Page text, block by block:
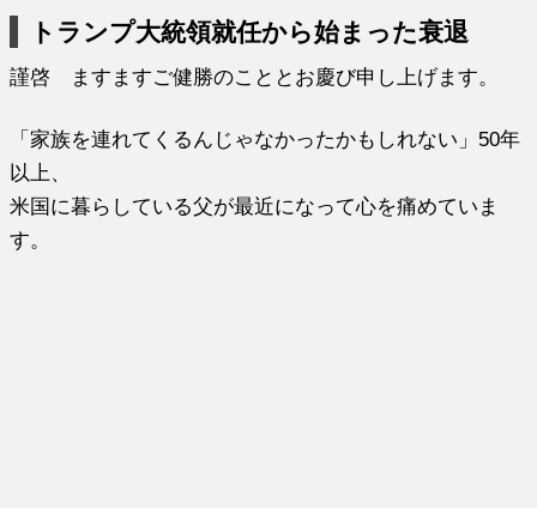
トランプ大統領就任から始まった衰退
謹啓 ますますご健勝のこととお慶び申し上げます。
「家族を連れてくるんじゃなかったかもしれない」50年
以上、
米国に暮らしている父が最近になって心を痛めていま
す。